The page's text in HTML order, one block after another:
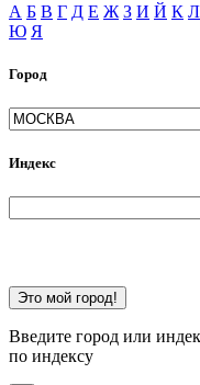
А Б В Г Д Е Ж З И Й К Л
Ю Я
Город
Индекс
Это мой город!
Введите город или
по индексу